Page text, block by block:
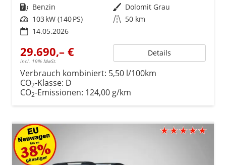
Kraftstoff Benzin Außenfarbe Dolomit Grau
Leistung 103 kW (140 PS) Kilometerstand 50 km
14.05.2026
29.690,– €
incl. 19% MwSt.
Details
Verbrauch kombiniert: 5,50 l/100km
CO2-Klasse: D
CO2-Emissionen: 124,00 g/km